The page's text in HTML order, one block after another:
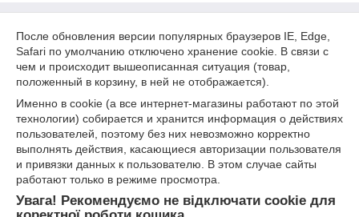
После обновления версии популярных браузеров IE, Edge,
Safari по умолчанию отключено хранение cookie. В связи с
чем и происходит вышеописанная ситуация (товар,
положенный в корзину, в ней не отображается).
Именно в cookie (а все интернет-магазины работают по этой
технологии) собирается и хранится информация о действиях
пользователей, поэтому без них невозможно корректно
выполнять действия, касающиеся авторизации пользователя
и привязки данных к пользователю. В этом случае сайты
работают только в режиме просмотра.
Увага! Рекомендуємо не відключати cookie для